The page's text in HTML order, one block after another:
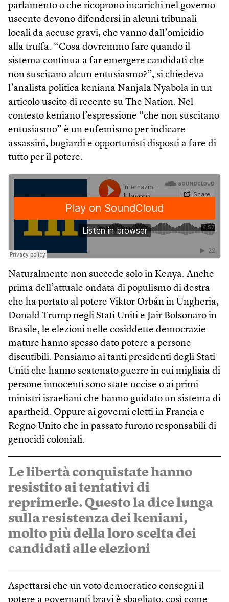
parlamento o che ricoprono incarichi nel governo
uscente devono difendersi in alcuni tribunali
locali da accuse gravi, che vanno dall’omicidio
alla truffa. “Cosa dovremmo fare quando il
sistema continua a far emergere candidati che
non suscitano alcun entusiasmo?”, si chiedeva
l’analista politica keniana Nanjala Nyabola in un
articolo uscito di recente su The Nation. Nel
contesto keniano l’espressione “che non suscitano
entusiasmo” è un eufemismo per indicare
assassini, bugiardi e opportunisti disposti a fare di
tutto per il potere.
Naturalmente non succede solo in Kenya. Anche
prima dell’attuale ondata di populismo di destra
che ha portato al potere Viktor Orbán in Ungheria,
Donald Trump negli Stati Uniti e Jair Bolsonaro in
Brasile, le elezioni nelle cosiddette democrazie
mature hanno spesso dato potere a persone
discutibili. Pensiamo ai tanti presidenti degli Stati
Uniti che hanno scatenato guerre in cui migliaia di
persone innocenti sono state uccise o ai primi
ministri israeliani che hanno guidato un sistema di
apartheid. Oppure ai governi eletti in Francia e
Regno Unito che in passato furono responsabili di
genocidi coloniali.
Le libertà conquistate hanno
resistito ai tentativi di
reprimerle. Questo la dice lunga
sulla resistenza dei keniani,
molto più della loro scelta dei
candidati alle elezioni
Aspettarsi che un voto democratico consegni il